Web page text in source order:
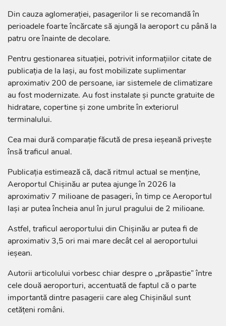
Din cauza aglomerației, pasagerilor li se recomandă în
perioadele foarte încărcate să ajungă la aeroport cu până la
patru ore înainte de decolare.
Pentru gestionarea situației, potrivit informațiilor citate de
publicația de la Iași, au fost mobilizate suplimentar
aproximativ 200 de persoane, iar sistemele de climatizare
au fost modernizate. Au fost instalate și puncte gratuite de
hidratare, copertine și zone umbrite în exteriorul
terminalului.
Cea mai dură comparație făcută de presa ieșeană privește
însă traficul anual.
Publicația estimează că, dacă ritmul actual se menține,
Aeroportul Chișinău ar putea ajunge în 2026 la
aproximativ 7 milioane de pasageri, în timp ce Aeroportul
Iași ar putea încheia anul în jurul pragului de 2 milioane.
Astfel, traficul aeroportului din Chișinău ar putea fi de
aproximativ 3,5 ori mai mare decât cel al aeroportului
ieșean.
Autorii articolului vorbesc chiar despre o „prăpastie” între
cele două aeroporturi, accentuată de faptul că o parte
importantă dintre pasagerii care aleg Chișinăul sunt
cetățeni români.